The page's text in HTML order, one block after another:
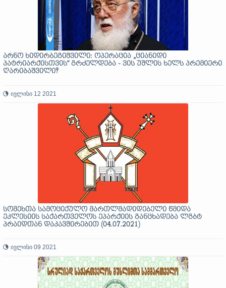
არნო ხიდირბეგიშვილი: ოპერაცია „ციანიდი
პატრიარქისთვის“ გრძელდება - ვის უშლის ხელს პრემიერი
ღარიბაშვილი?
ივლისი 12 2021
სომეხთა სამოციქულო მართლმადიდებელი წმიდა
ეკლესიის საქართველოს ეპარქიის განცხადება ლგბტ
პრაიდთან დაკავშირებით (04.07.2021)
ივლისი 09 2021